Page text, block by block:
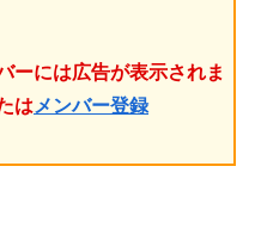
ーには広告が表示されま
は メンバー登録